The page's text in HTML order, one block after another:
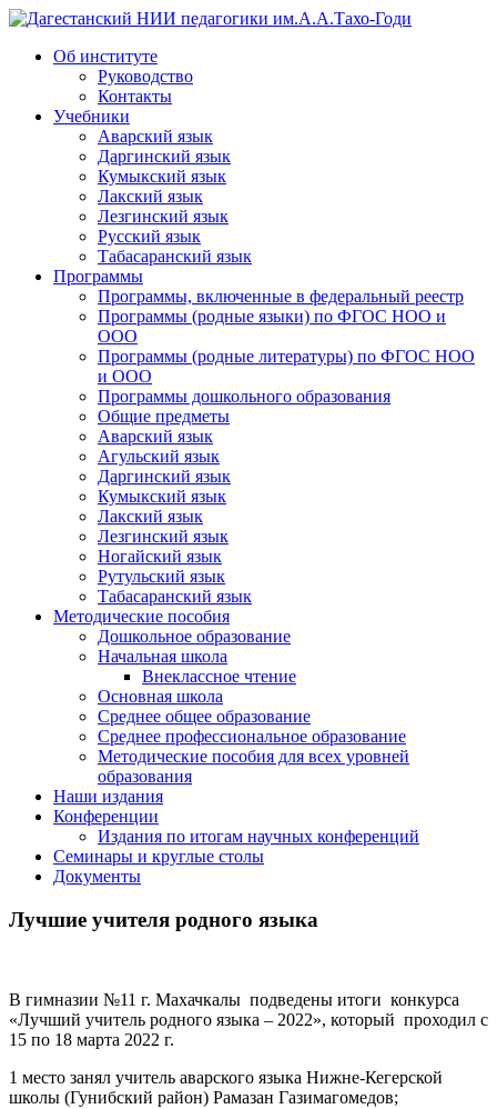
Дагестанский НИИ педагогики им.А.А.Тахо-Годи
Об институте
Руководство
Контакты
Учебники
Аварский язык
Даргинский язык
Кумыкский язык
Лакский язык
Лезгинский язык
Русский язык
Табасаранский язык
Программы
Программы, включенные в федеральный реестр
Программы (родные языки) по ФГОС НОО и
ООО
Программы (родные литературы) по ФГОС НОО
и ООО
Программы дошкольного образования
Общие предметы
Аварский язык
Агульский язык
Даргинский язык
Кумыкский язык
Лакский язык
Лезгинский язык
Ногайский язык
Рутульский язык
Табасаранский язык
Методические пособия
Дошкольное образование
Начальная школа
Внеклассное чтение
Основная школа
Среднее общее образование
Среднее профессиональное образование
Методические пособия для всех уровней
образования
Наши издания
Конференции
Издания по итогам научных конференций
Семинары и круглые столы
Документы
Лучшие учителя родного языка
В гимназии №11 г. Махачкалы подведены итоги конкурса
«Лучший учитель родного языка – 2022», который проходил с
15 по 18 марта 2022 г.
1 место занял учитель аварского языка Нижне-Кегерской
школы (Гунибский район) Рамазан Газимагомедов;